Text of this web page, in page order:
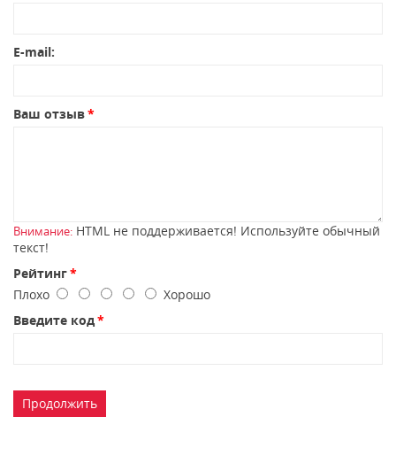
E-mail:
Ваш отзыв
Внимание: HTML не поддерживается! Используйте обычный
текст!
Рейтинг
Плохо
Хорошо
Введите код
Продолжить